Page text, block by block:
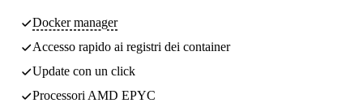
Docker manager
Accesso rapido ai registri dei container
Update con un click
Processori AMD EPYC